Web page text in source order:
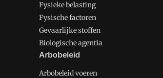
Fysieke belasting
Fysische factoren
Gevaarlijke stoffen
Biologische agentia
Arbobeleid
Arbobeleid voeren